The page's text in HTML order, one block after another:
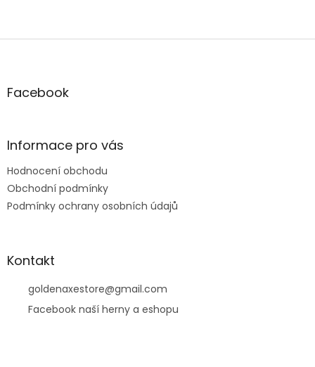
Z
aFacebook
Informace pro vás
Hodnocení obchodu
Obchodní podmínky
Podmínky ochrany osobních údajů
Kontakt
goldenaxestore@gmail.com
Facebook naší herny a eshopu